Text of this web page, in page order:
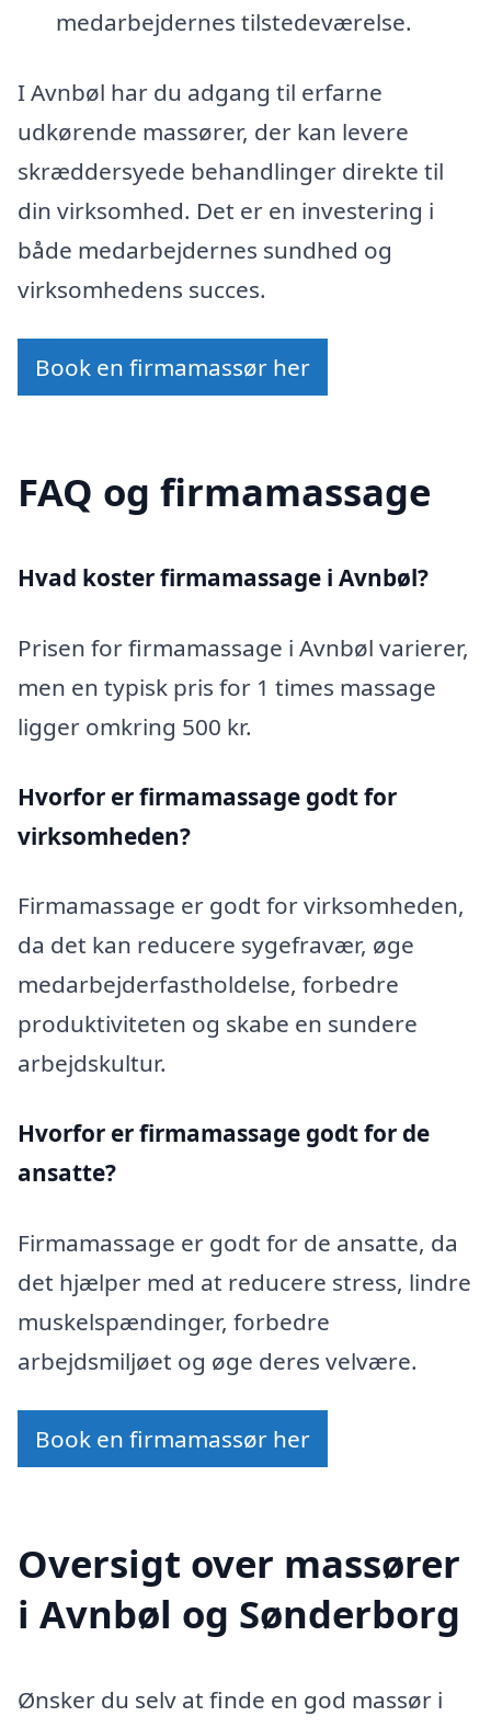
medarbejdernes tilstedeværelse.
I Avnbøl har du adgang til erfarne
udkørende massører, der kan levere
skræddersyede behandlinger direkte til
din virksomhed. Det er en investering i
både medarbejdernes sundhed og
virksomhedens succes.
Book en firmamassør her
FAQ og firmamassage
Hvad koster firmamassage i Avnbøl?
Prisen for firmamassage i Avnbøl varierer,
men en typisk pris for 1 times massage
ligger omkring 500 kr.
Hvorfor er firmamassage godt for
virksomheden?
Firmamassage er godt for virksomheden,
da det kan reducere sygefravær, øge
medarbejderfastholdelse, forbedre
produktiviteten og skabe en sundere
arbejdskultur.
Hvorfor er firmamassage godt for de
ansatte?
Firmamassage er godt for de ansatte, da
det hjælper med at reducere stress, lindre
muskelspændinger, forbedre
arbejdsmiljøet og øge deres velvære.
Book en firmamassør her
Oversigt over massører
i Avnbøl og Sønderborg
Ønsker du selv at finde en god massør i